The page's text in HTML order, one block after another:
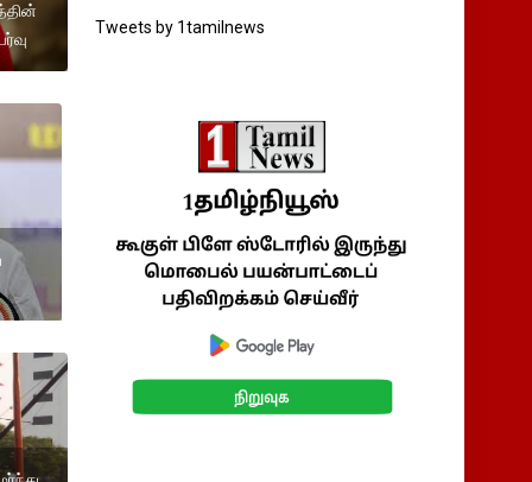
Tweets by 1tamilnews